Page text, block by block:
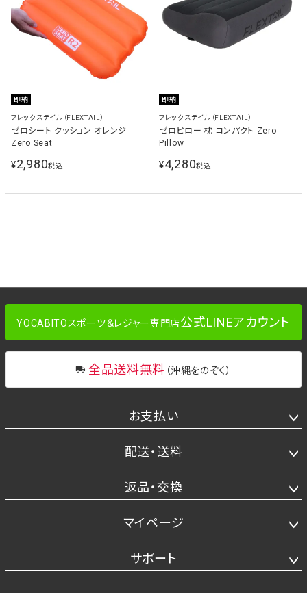
即納
フレックステイル（FLEXTAIL）
ゼロシート クッション オレンジ
Zero Seat
¥2,980税込
即納
フレックステイル（FLEXTAIL）
ゼロピロー 枕 コンパクト Zero
Pillow
¥4,280税込
YOCABITOスポーツ＆レジャー専門店公式LINEアカウント
全品送料無料 （沖縄をのぞく）
お支払い
配送・送料
返品・交換
マイページ
サポート